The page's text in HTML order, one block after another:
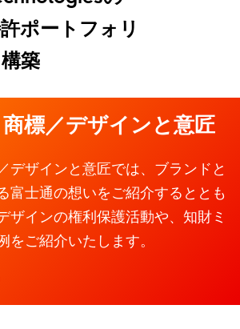
ポートフォリ
築
標／デザインと意匠
デザインと意匠では、ブランドと
富士通の想いをご紹介するととも
ザインの権利保護活動や、知財ミ
をご紹介いたします。